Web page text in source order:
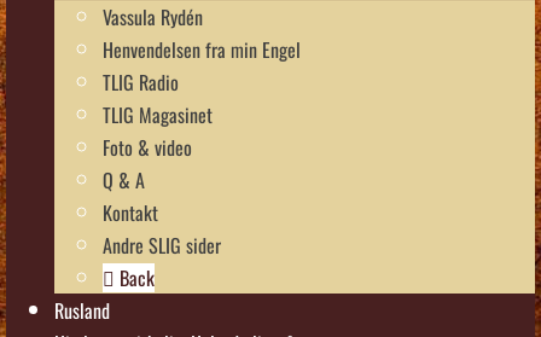
Vassula Rydén
Henvendelsen fra min Engel
TLIG Radio
TLIG Magasinet
Foto & video
Q & A
Kontakt
Andre SLIG sider
Back
Rusland